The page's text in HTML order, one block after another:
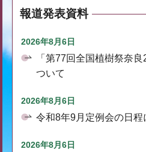
報道発表資料
2026年8月6日
「第77回全国植樹祭奈
ついて
2026年8月6日
令和8年9月定例会の日程
2026年8月6日